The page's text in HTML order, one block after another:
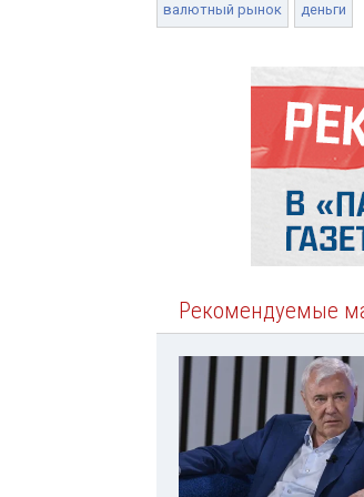
валютный рынок деньги
Рекомендуемые